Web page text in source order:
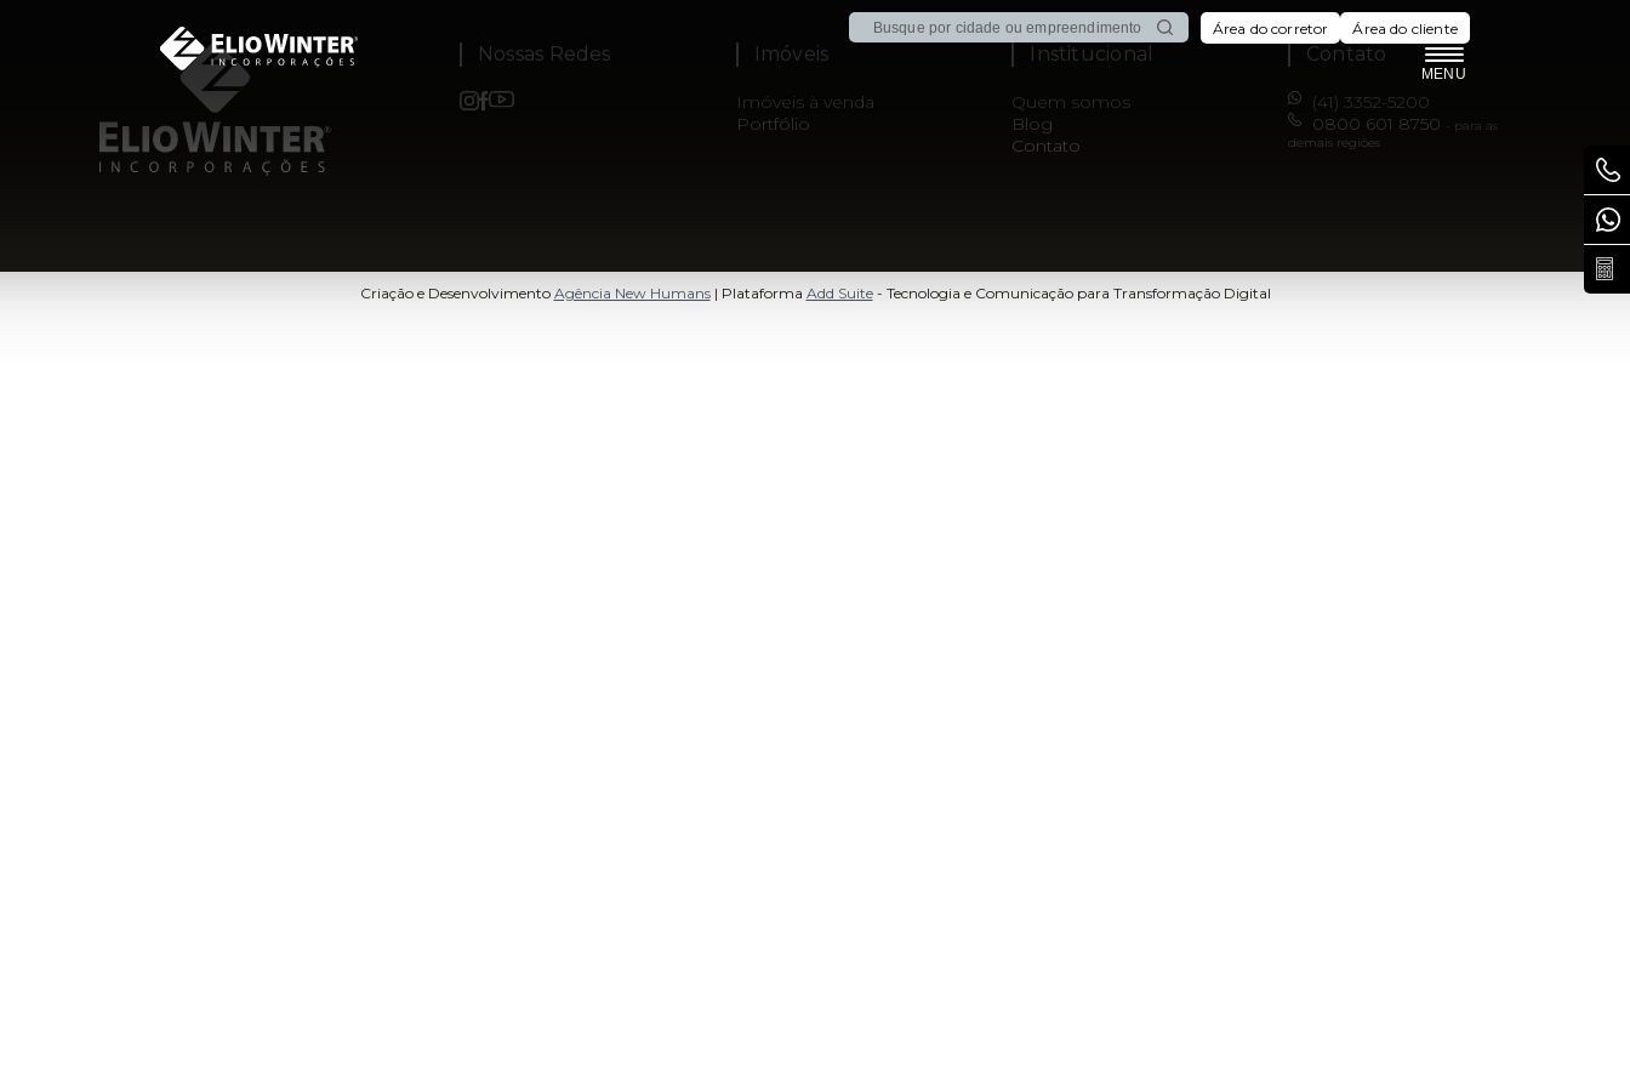
Área do corretor Área do cliente
MENU
Nossas Redes Imóveis
Imóveis à venda
Portfólio
Institucional
Quem somos
Blog
Contato
Contato
(41) 3352-5200
0800 601 8750
- para as
demais regiões
Criação e Desenvolvimento Agência New Humans| Plataforma Add Suite- Tecnologia e Comunicação para Transformação Digital